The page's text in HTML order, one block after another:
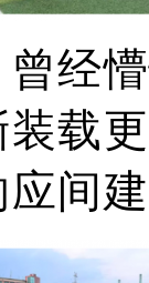
曾经
载
间